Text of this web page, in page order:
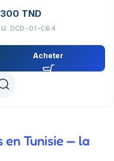
TND
DCD-01-C64
Acheter
Tunisie — la